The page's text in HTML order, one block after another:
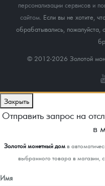
персонализации сервисов и
сайтом. Если вы не хотите,
обрабатывались, пожалуйста,
© 2012-2026 Золотой
Закрыть
Отправить запрос на
в
Золотой монетный домв
выбранного товара в магазин,
Имя